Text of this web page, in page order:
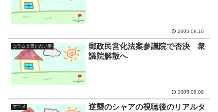
2005.09.10
コラム＆言いたい事
郵政民営化法案参議院で否決 衆
議院解散へ
2005.08.09
アニメ
逆襲のシャアの視聴後のリアルタ